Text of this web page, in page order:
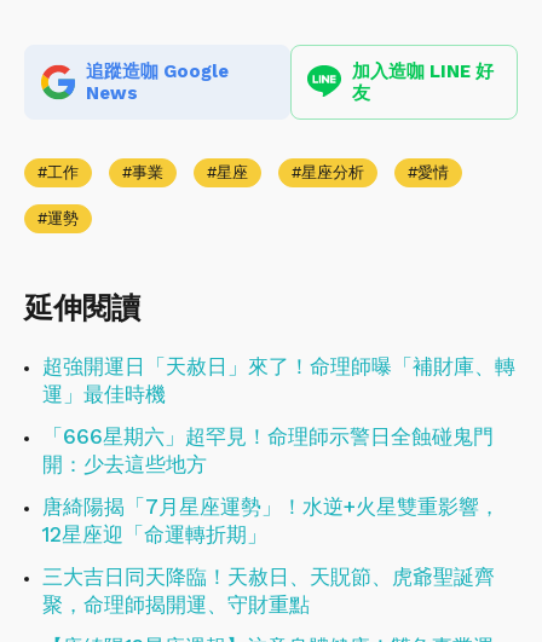
追蹤造咖 Google
News
加入造咖 LINE 好
友
工作 事業 星座 星座分析 愛情
運勢
延伸閱讀
超強開運日「天赦日」來了！命理師曝「補財庫、轉
運」最佳時機
「666星期六」超罕見！命理師示警日全蝕碰鬼門
開：少去這些地方
唐綺陽揭「7月星座運勢」！水逆+火星雙重影響，
12星座迎「命運轉折期」
三大吉日同天降臨！天赦日、天貺節、虎爺聖誕齊
聚，命理師揭開運、守財重點